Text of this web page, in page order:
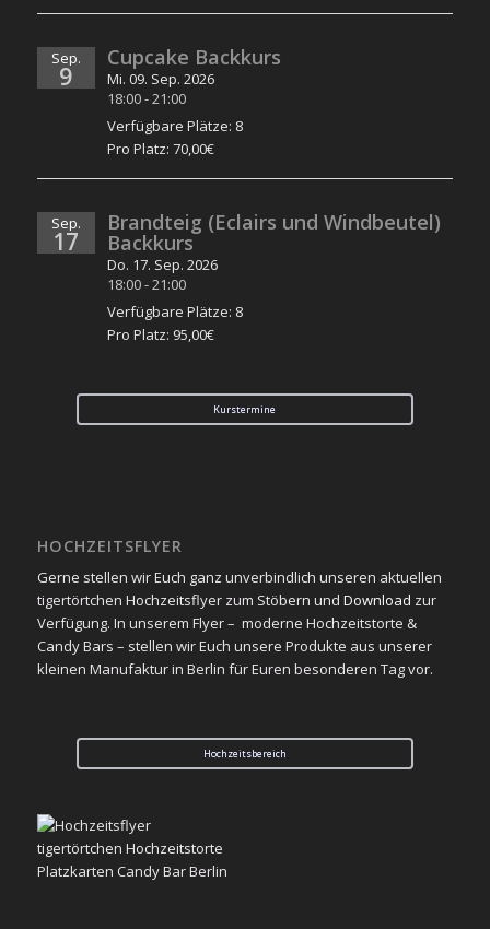
Sep.
9
Cupcake Backkurs
Mi. 09. Sep. 2026
18:00-21:00
Verfügbare Plätze: 8
Pro Platz: 70,00€
Sep.
17
Brandteig (Eclairs und Windbeutel)
Backkurs
Do. 17. Sep. 2026
18:00-21:00
Verfügbare Plätze: 8
Pro Platz: 95,00€
Kurstermine
HOCHZEITSFLYER
Gerne stellen wir Euch ganz unverbindlich unseren aktuellen
tigertörtchen Hochzeitsflyer zum Stöbern und Download zur
Verfügung. In unserem Flyer – moderne Hochzeitstorte &
Candy Bars – stellen wir Euch unsere Produkte aus unserer
kleinen Manufaktur in Berlin für Euren besonderen Tag vor.
Hochzeitsbereich